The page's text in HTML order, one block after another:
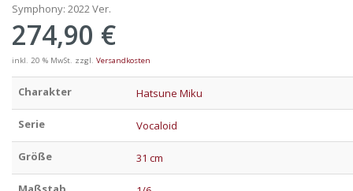
Symphony: 2022 Ver.
274,90 €
inkl. 20 % MwSt. zzgl. Versandkosten
Charakter Hatsune Miku
Serie Vocaloid
Größe 31 cm